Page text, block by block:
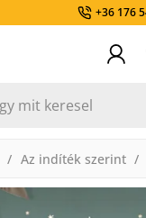
+36 176
Az indíték szerint